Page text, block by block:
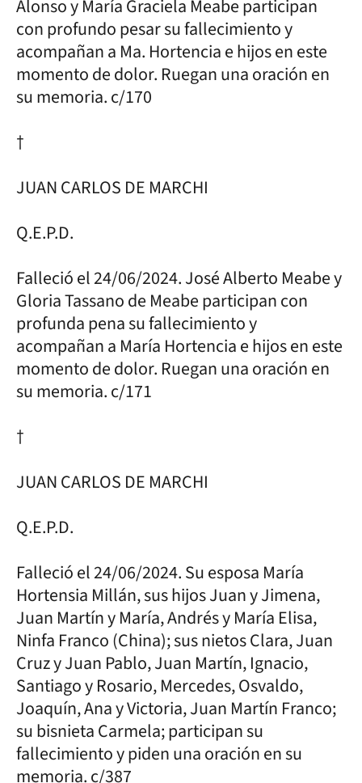
Alonso y María Graciela Meabe participan
con profundo pesar su fallecimiento y
acompañan a Ma. Hortencia e hijos en este
momento de dolor. Ruegan una oración en
su memoria. c/170
†
JUAN CARLOS DE MARCHI
Q.E.P.D.
Falleció el 24/06/2024. José Alberto Meabe y
Gloria Tassano de Meabe participan con
profunda pena su fallecimiento y
acompañan a María Hortencia e hijos en este
momento de dolor. Ruegan una oración en
su memoria. c/171
†
JUAN CARLOS DE MARCHI
Q.E.P.D.
Falleció el 24/06/2024. Su esposa María
Hortensia Millán, sus hijos Juan y Jimena,
Juan Martín y María, Andrés y María Elisa,
Ninfa Franco (China); sus nietos Clara, Juan
Cruz y Juan Pablo, Juan Martín, Ignacio,
Santiago y Rosario, Mercedes, Osvaldo,
Joaquín, Ana y Victoria, Juan Martín Franco;
su bisnieta Carmela; participan su
fallecimiento y piden una oración en su
memoria. c/387